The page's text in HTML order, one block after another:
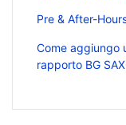
Pre & After-
Come aggiungo
rapporto BG